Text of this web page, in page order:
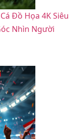
Đồ Họa 4K Siêu
Nhìn Người